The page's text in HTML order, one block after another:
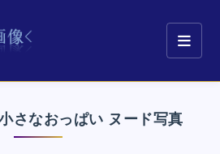
さなおっぱい ヌード写真